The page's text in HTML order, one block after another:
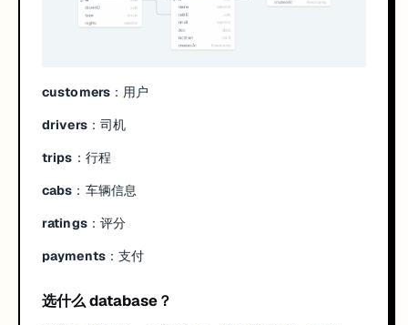
customers：用户
drivers：司机
trips ：行程
cabs ：车辆信息
ratings：评分
payments：支付
选什么 database？